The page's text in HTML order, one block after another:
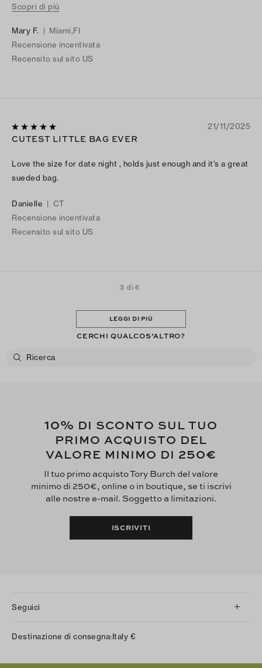
, every single detail is magnificent!! Can’t wait to add a new
Scopri di più
Mary F. | Miami,Fl
Recensione incentivata
Recensito sul sito US
21/11/2025
CUTEST LITTLE BAG EVER
Love the size for date night , holds just enough and it's a great
sueded bag.
Danielle | CT
Recensione incentivata
Recensito sul sito US
3 di 6
LEGGI DI PIÙ
CERCHI QUALCOS’ALTRO?
10% DI SCONTO SUL TUO
PRIMO ACQUISTO DEL
VALORE MINIMO DI 250€
Il tuo primo acquisto Tory Burch del valore
minimo di 250€, online o in boutique, se ti iscrivi
alle nostre e-mail. Soggetto a limitazioni.
ISCRIVITI
Seguici
Twitter
Destinazione di consegna:Italy €